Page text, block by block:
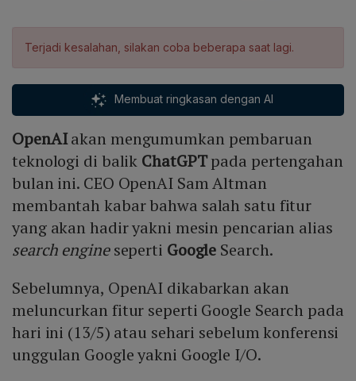
Terjadi kesalahan, silakan coba beberapa saat lagi.
Membuat ringkasan dengan AI
OpenAIakan mengumumkan pembaruan
teknologi di balik ChatGPTpada pertengahan
bulan ini. CEO OpenAI Sam Altman
membantah kabar bahwa salah satu fitur
yang akan hadir yakni mesin pencarian alias
search engineseperti Google Search.
Sebelumnya, OpenAI dikabarkan akan
meluncurkan fitur seperti Google Search pada
hari ini (13/5) atau sehari sebelum konferensi
unggulan Google yakni Google I/O.